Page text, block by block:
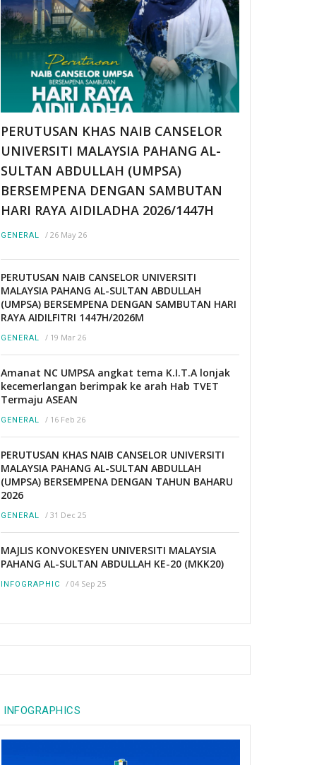
PERUTUSAN KHAS NAIB CANSELOR
UNIVERSITI MALAYSIA PAHANG AL-
SULTAN ABDULLAH (UMPSA)
BERSEMPENA DENGAN SAMBUTAN
HARI RAYA AIDILADHA 2026/1447H
GENERAL / 26 May 26
PERUTUSAN NAIB CANSELOR UNIVERSITI
MALAYSIA PAHANG AL-SULTAN ABDULLAH
(UMPSA) BERSEMPENA DENGAN SAMBUTAN HARI
RAYA AIDILFITRI 1447H/2026M
GENERAL / 19 Mar 26
Amanat NC UMPSA angkat tema K.I.T.A lonjak
kecemerlangan berimpak ke arah Hab TVET
Termaju ASEAN
GENERAL / 16 Feb 26
PERUTUSAN KHAS NAIB CANSELOR UNIVERSITI
MALAYSIA PAHANG AL-SULTAN ABDULLAH
(UMPSA) BERSEMPENA DENGAN TAHUN BAHARU
2026
GENERAL / 31 Dec 25
MAJLIS KONVOKESYEN UNIVERSITI MALAYSIA
PAHANG AL-SULTAN ABDULLAH KE-20 (MKK20)
INFOGRAPHIC / 04 Sep 25
INFOGRAPHICS